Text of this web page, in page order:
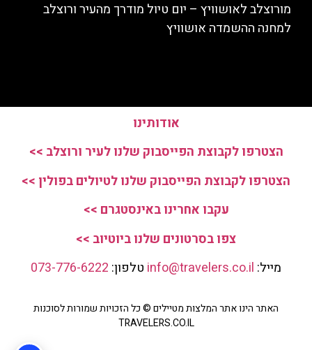
מורוצלב לאושוויץ – יום טיול מודרך מהעיר ורוצלב
למחנה ההשמדה אושוויץ
אודותינו
הצטרפו לקבוצת הפייסבוק שלנו לעיר ורוצלב >>
הצטרפו לקבוצת הפייסבוק שלנו לטיולים בפולין >>
עקבו אחרינו באינסטגרם >>
צפו בסרטונים שלנו ביוטיוב >>
מייל:
טלפון: 073-776-6222
האתר הינו אתר המלצות מטיילים © כל הזכויות שמורות לסוכנות
TRAVELERS.CO.IL